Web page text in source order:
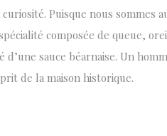
Puisque nous sommes
composée de queue,
sauce béarnaise. Un
de la maison historique.